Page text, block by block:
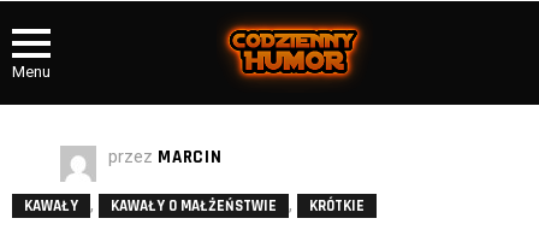
Menu
przez MARCIN
KAWAŁY , KAWAŁY O MAŁŻEŃSTWIE , KRÓTKIE